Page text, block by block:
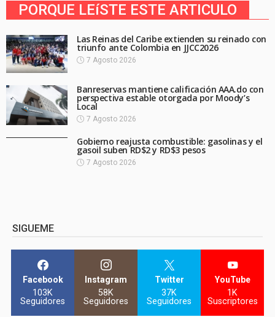
PORQUE LEíSTE ESTE ARTICULO
Las Reinas del Caribe extienden su reinado con
triunfo ante Colombia en JJCC2026
7 Agosto 2026
Banreservas mantiene calificación AAA.do con
perspectiva estable otorgada por Moody’s
Local
7 Agosto 2026
Gobierno reajusta combustible: gasolinas y el
gasoil suben RD$2 y RD$3 pesos
7 Agosto 2026
SIGUEME
Facebook
103K
Seguidores
Instagram
58K
Seguidores
Twitter
37K
Seguidores
YouTube
1K
Suscriptores